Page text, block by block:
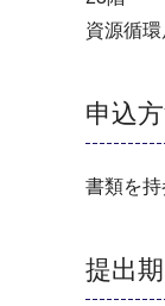
資源循
申込
書類を持
提出